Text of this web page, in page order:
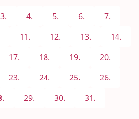
3. 4. 5. 6.
7.
11. 12. 13.
14.
17. 18. 19.
20.
23. 24. 25.
26.
. 29. 30. 31.